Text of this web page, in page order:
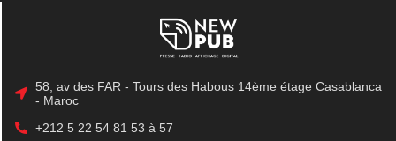
58, av des FAR - Tours des Habous 14ème étage Casablanca
- Maroc
+212 5 22 54 81 53 à 57